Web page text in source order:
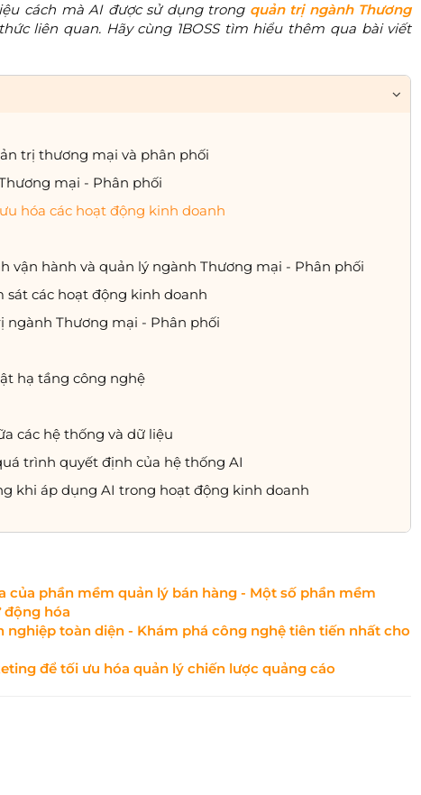
cách mà AI được sử dụng trong quản trị ngành Thương
liên quan. Hãy cùng 1BOSS tìm hiểu thêm qua bài viết
trị thương mại và phân phối
mại - Phân phối
hóa các hoạt động kinh doanh
vận hành và quản lý ngành Thương mại - Phân phối
sát các hoạt động kinh doanh
Thương mại - Phân phối
hạ tầng công nghệ
các hệ thống và dữ liệu
trình quyết định của hệ thống AI
khi áp dụng AI trong hoạt động kinh doanh
của phần mềm quản lý bán hàng - Một số phần mềm
động hóa
nghiệp toàn diện - Khám phá công nghệ tiên tiến nhất cho
để tối ưu hóa quản lý chiến lược quảng cáo